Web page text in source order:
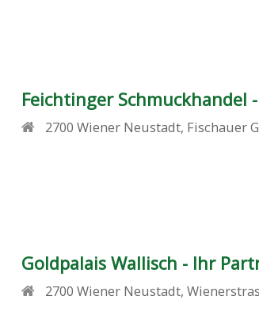
Feichtinger Schmuckhandel
2700 Wiener Neustadt, Fischauer
Goldpalais Wallisch - Ihr
2700 Wiener Neustadt,